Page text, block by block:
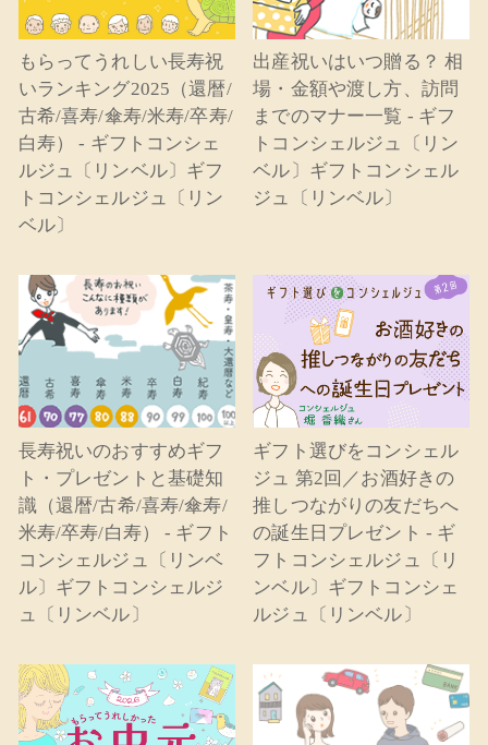
もらってうれしい長寿祝
いランキング2025（還暦/
古希/喜寿/傘寿/米寿/卒寿/
白寿） - ギフトコンシェ
ルジュ〔リンベル〕ギフ
トコンシェルジュ〔リン
ベル〕
出産祝いはいつ贈る？ 相
場・金額や渡し方、訪問
までのマナー一覧 - ギフ
トコンシェルジュ〔リン
ベル〕ギフトコンシェル
ジュ〔リンベル〕
長寿祝いのおすすめギフ
ト・プレゼントと基礎知
識（還暦/古希/喜寿/傘寿/
米寿/卒寿/白寿） - ギフト
コンシェルジュ〔リンベ
ル〕ギフトコンシェルジ
ュ〔リンベル〕
ギフト選びをコンシェル
ジュ 第2回／お酒好きの
推しつながりの友だちへ
の誕生日プレゼント - ギ
フトコンシェルジュ〔リ
ンベル〕ギフトコンシェ
ルジュ〔リンベル〕